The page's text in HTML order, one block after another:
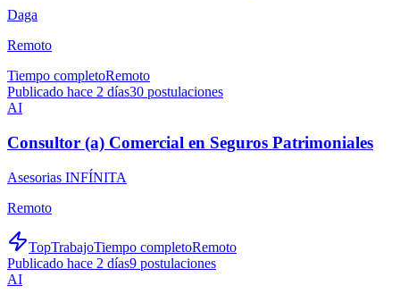
Daga
Remoto
Tiempo completoRemoto
Publicado hace 2 días30 postulaciones
AI
Consultor (a) Comercial en Seguros Patrimoniales
Asesorias INFÍNITA
Remoto
TopTrabajoTiempo completoRemoto
Publicado hace 2 días9 postulaciones
AI